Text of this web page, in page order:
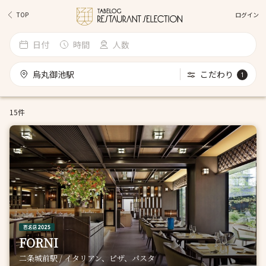
TOP ログイン
日付 時間 人数
烏丸御池駅 こだわり 1
15件
FORNI
二条城前駅 / イタリアン、ピザ、パスタ